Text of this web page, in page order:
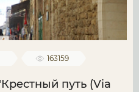
163159
путь (Via